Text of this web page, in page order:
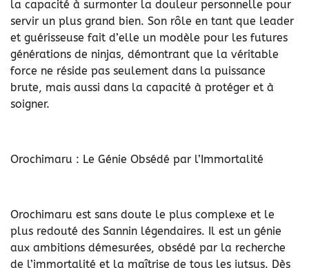
la capacité à surmonter la douleur personnelle pour
servir un plus grand bien. Son rôle en tant que leader
et guérisseuse fait d’elle un modèle pour les futures
générations de ninjas, démontrant que la véritable
force ne réside pas seulement dans la puissance
brute, mais aussi dans la capacité à protéger et à
soigner.
Orochimaru : Le Génie Obsédé par l’Immortalité
Orochimaru est sans doute le plus complexe et le
plus redouté des Sannin légendaires. Il est un génie
aux ambitions démesurées, obsédé par la recherche
de l’immortalité et la maîtrise de tous les jutsus. Dès